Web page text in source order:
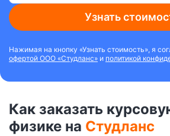
Узнать
Нажимая на кнопку «Узнать стоимость», я
офертой ООО «Студланс» и политикой
Как заказать
физике на Студланс